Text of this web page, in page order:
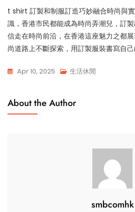
t shirt 訂製和制服訂造巧妙融合時尚與
識，香港市民都能成為時尚弄潮兒，訂
信走在時尚前沿，在香港這座魅力之都
尚道路上不斷探索，用訂製服裝書寫自己
Apr 10, 2025 生活休閒
About the Author
smbcomhk